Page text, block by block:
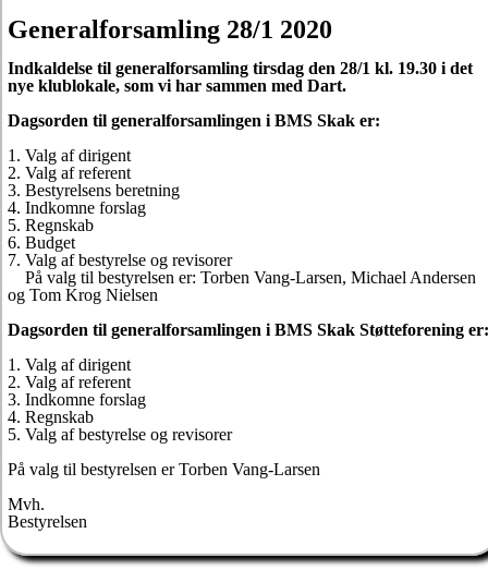
Generalforsamling 28/1 2020
Indkaldelse til generalforsamling tirsdag den 28/1 kl. 19.30 i det
nye klublokale, som vi har sammen med Dart.
Dagsorden til generalforsamlingen i BMS Skak er:
1. Valg af dirigent
2. Valg af referent
3. Bestyrelsens beretning
4. Indkomne forslag
5. Regnskab
6. Budget
7. Valg af bestyrelse og revisorer
På valg til bestyrelsen er: Torben Vang-Larsen, Michael Andersen
og Tom Krog Nielsen
Dagsorden til generalforsamlingen i BMS Skak Støtteforening er:
1. Valg af dirigent
2. Valg af referent
3. Indkomne forslag
4. Regnskab
5. Valg af bestyrelse og revisorer
På valg til bestyrelsen er Torben Vang-Larsen
Mvh.
Bestyrelsen